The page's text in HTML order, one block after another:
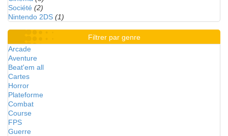
Société (2)
Nintendo 2DS (1)
Filtrer par genre
Arcade
Aventure
Beat'em all
Cartes
Horror
Plateforme
Combat
Course
FPS
Guerre